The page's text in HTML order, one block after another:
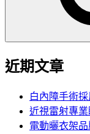
近期文章
白內障手術
近視雷射專
電動曬衣架